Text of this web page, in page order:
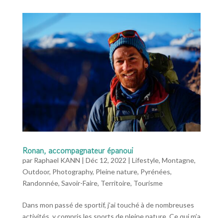
Ronan, accompagnateur épanoui
par Raphael KANN | Déc 12, 2022 | Lifestyle, Montagne,
Outdoor, Photography, Pleine nature, Pyrénées,
Randonnée, Savoir-Faire, Territoire, Tourisme
Dans mon passé de sportif, j’ai touché à de nombreuses
activités, y compris les sports de pleine nature. Ce qui m’a